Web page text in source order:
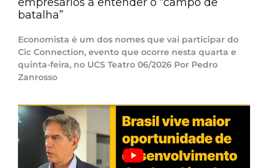
batalha”
Economista é um dos nomes que vai participar do
Cic Connection, evento que ocorre nesta quarta e
quinta-feira, no UCS Teatro 06/2026 Por Pedro
Zanrosso